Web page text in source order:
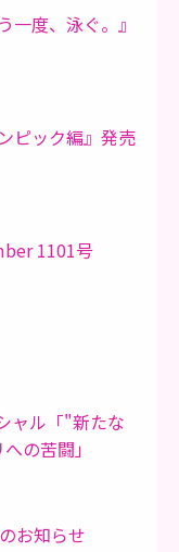
度、泳ぐ。』
ピック編』発売
1101号
ャル「"新たな
の苦闘」
お知らせ